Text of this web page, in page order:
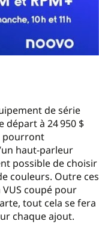
de série
départ à 24 950 $
pourront
haut-parleur
possible de choisir
couleurs. Outre ces
coupé pour
tout cela se fera
chaque ajout.